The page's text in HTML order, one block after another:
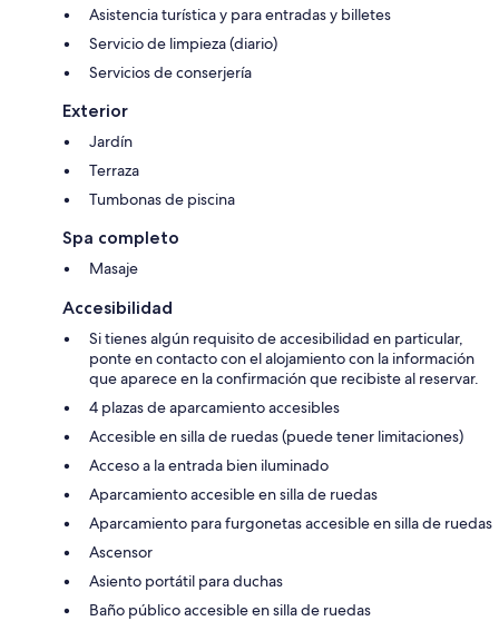
Asistencia turística y para entradas y billetes
Servicio de limpieza (diario)
Servicios de conserjería
Exterior
Jardín
Terraza
Tumbonas de piscina
Spa completo
Masaje
Accesibilidad
Si tienes algún requisito de accesibilidad en particular,
ponte en contacto con el alojamiento con la información
que aparece en la confirmación que recibiste al reservar.
4 plazas de aparcamiento accesibles
Accesible en silla de ruedas (puede tener limitaciones)
Acceso a la entrada bien iluminado
Aparcamiento accesible en silla de ruedas
Aparcamiento para furgonetas accesible en silla de ruedas
Ascensor
Asiento portátil para duchas
Baño público accesible en silla de ruedas